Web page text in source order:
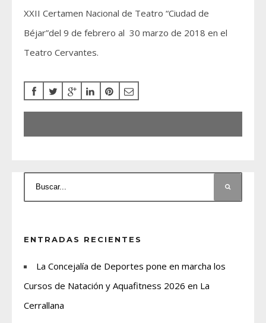
XXII Certamen Nacional de Teatro “Ciudad de
Béjar”del 9 de febrero al 30 marzo de 2018 en el
Teatro Cervantes.
ENTRADAS RECIENTES
La Concejalía de Deportes pone en marcha los
Cursos de Natación y Aquafitness 2026 en La
Cerrallana